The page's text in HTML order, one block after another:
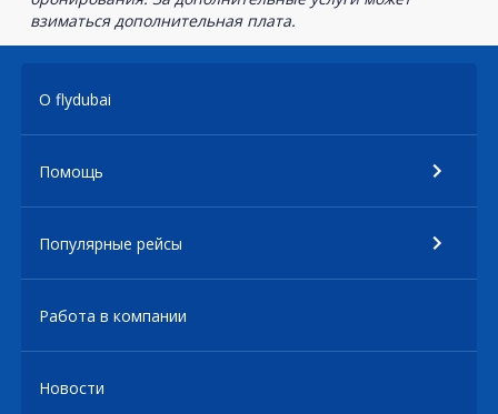
взиматься дополнительная плата.
О flydubai
Помощь
Популярные рейсы
Работа в компании
Новости